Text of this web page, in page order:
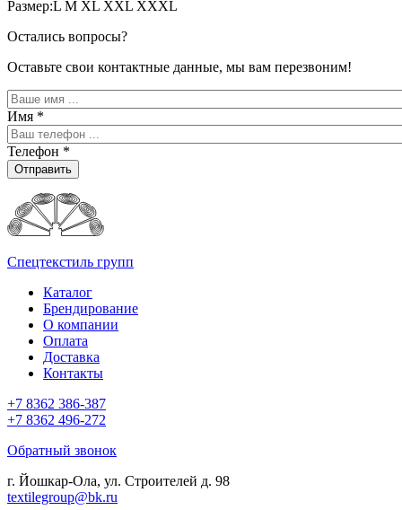
Размер:L M XL XXL XXXL
Остались вопросы?
Оставьте свои контактные данные, мы вам перезвоним!
Имя *
Телефон *
Отправить
Спецтекстиль групп
Каталог
Брендирование
О компании
Оплата
Доставка
Контакты
+7 8362 386-387
+7 8362 496-272
Обратный звонок
г. Йошкар-Ола, ул. Строителей д. 98
textilegroup@bk.ru